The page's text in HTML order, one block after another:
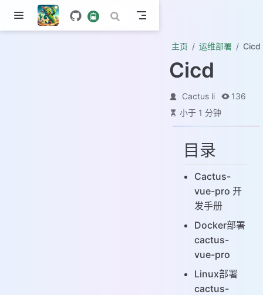
主页 运维部署 Cicd
Cicd
Cactus li
136
小于 1 分钟
目录
Cactus-
vue-pro 开
发手册
Docker部署
cactus-
vue-pro
Linux部署
cactus-